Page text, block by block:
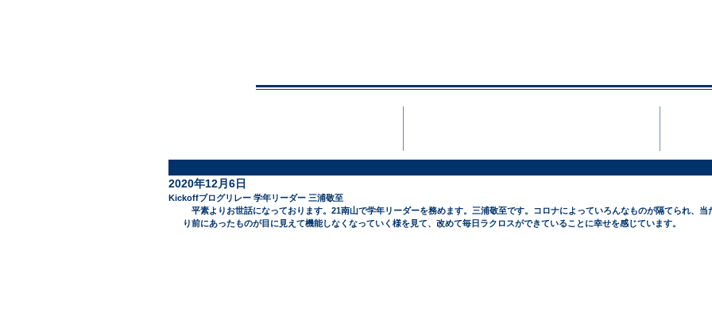
Kickoffブログリレー 学年リーダー 三浦敬至
2020年12月6日
平素よりお世話になっております。21南山で学年リーダーを務めます。三浦敬至です。コロナによっていろんなものが隔てられ、当
り前にあったものが目に見えて機能しなくなっていく様を見て、改めて毎日ラクロスができていることに幸せを感じています。